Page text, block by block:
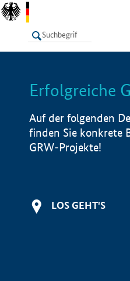
LISTE
Erfolgreiche
Auf der folgenden
finden Sie konkrete
GRW-Projekte!
LOS GEHT'S